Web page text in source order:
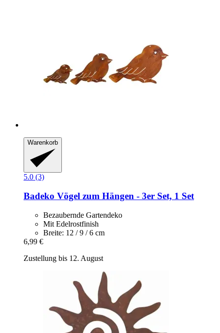
Warenkorb
5.0 (3)
Badeko Vögel zum Hängen -​ 3er Set, 1 Set
Bezaubernde Gartendeko
Mit Edelrostfinish
Breite: 12 / 9 / 6 cm
6,99 €
Zustellung bis 12. August